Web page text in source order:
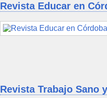
Revista Educar en
Revista Trabajo Sano